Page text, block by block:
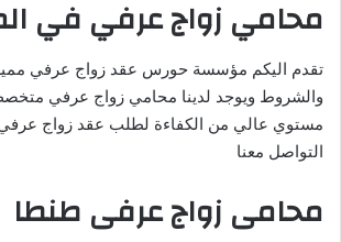
محامي زواج عرفي في
تقدم اليكم مؤسسة حورس عقد زواج عرفي مميز
والشروط ويوجد لدينا محامي زواج عرفي
مستوي عالي من الكفاءة لطلب عقد زواج عرفي
التواصل معنا
محامى زواج عرفى طنطا